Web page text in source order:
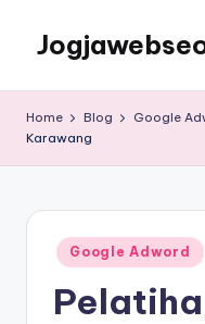
Home Blog Google
Karawang
Google Adword